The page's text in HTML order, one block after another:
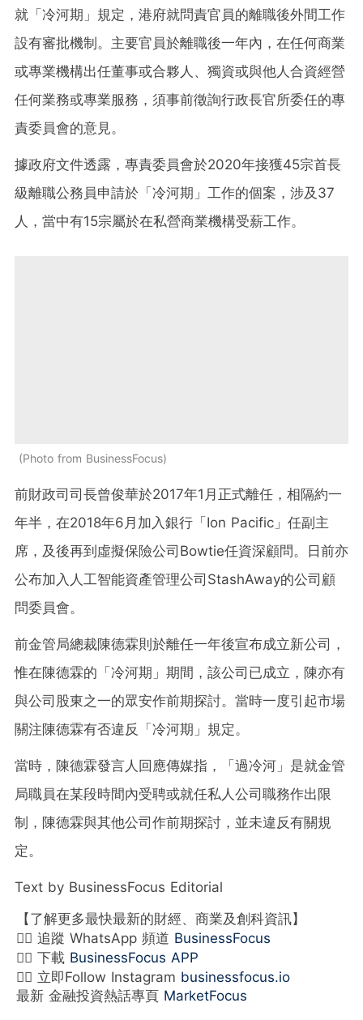
就「冷河期」規定，港府就問責官員的離職後外間工作
設有審批機制。主要官員於離職後一年內，在任何商業
或專業機構出任董事或合夥人、獨資或與他人合資經營
任何業務或專業服務，須事前徵詢行政長官所委任的專
責委員會的意見。
據政府文件透露，專責委員會於2020年接獲45宗首長
級離職公務員申請於「冷河期」工作的個案，涉及37
人，當中有15宗屬於在私營商業機構受薪工作。
Photo from BusinessFocus
前財政司司長曾俊華於2017年1月正式離任，相隔約一
年半，在2018年6月加入銀行「Ion Pacific」任副主
席，及後再到虛擬保險公司Bowtie任資深顧問。日前亦
公布加入人工智能資產管理公司StashAway的公司顧
問委員會。
前金管局總裁陳德霖則於離任一年後宣布成立新公司，
惟在陳德霖的「冷河期」期間，該公司已成立，陳亦有
與公司股東之一的眾安作前期探討。當時一度引起市場
關注陳德霖有否違反「冷河期」規定。
當時，陳德霖發言人回應傳媒指，「過冷河」是就金管
局職員在某段時間內受聘或就任私人公司職務作出限
制，陳德霖與其他公司作前期探討，並未違反有關規
定。
Text by BusinessFocus Editorial
【了解更多最快最新的財經、商業及創科資訊】
👉🏻 追蹤 WhatsApp 頻道 BusinessFocus
👉🏻 下載 BusinessFocus APP
👉🏻 立即Follow Instagram businessfocus.io
最新 金融投資熱話專頁 MarketFocus